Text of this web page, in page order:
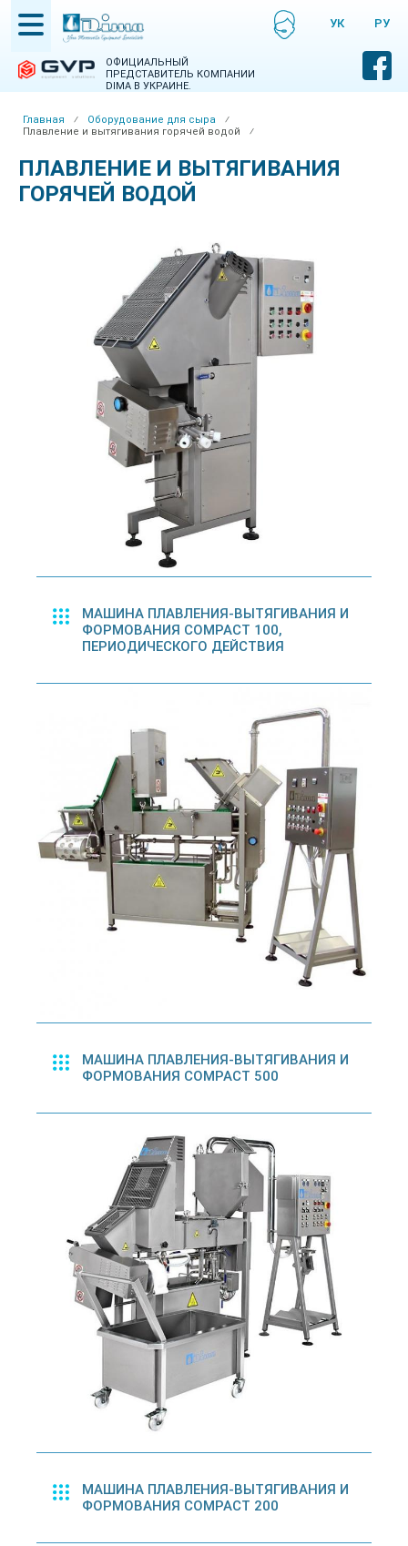
content
ОФИЦИАЛЬНЫЙ
ПРЕДСТАВИТЕЛЬ КОМПАНИИ
DIMA В УКРАИНЕ.
УКРАЇНСЬКА
Главная ⁄ Оборудование для сыра
⁄
Плавление и вытягивания горячей водой
⁄
ПЛАВЛЕНИЕ И ВЫТЯГИВАНИЯ
ГОРЯЧЕЙ ВОДОЙ
МАШИНА ПЛАВЛЕНИЯ-ВЫТЯГИВАНИЯ И
ФОРМОВАНИЯ COMPACT 100,
ПЕРИОДИЧЕСКОГО ДЕЙСТВИЯ
МАШИНА ПЛАВЛЕНИЯ-ВЫТЯГИВАНИЯ И
ФОРМОВАНИЯ COMPACT 500
МАШИНА ПЛАВЛЕНИЯ-ВЫТЯГИВАНИЯ И
ФОРМОВАНИЯ COMPACT 200